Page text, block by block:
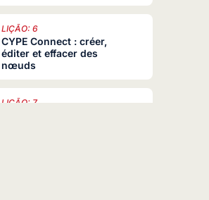
LIÇÃO: 6
CYPE Connect : créer,
éditer et effacer des
nœuds
LIÇÃO: 7